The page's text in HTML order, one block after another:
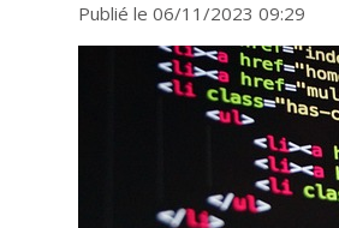
Publié le 06/11/2023 09:29